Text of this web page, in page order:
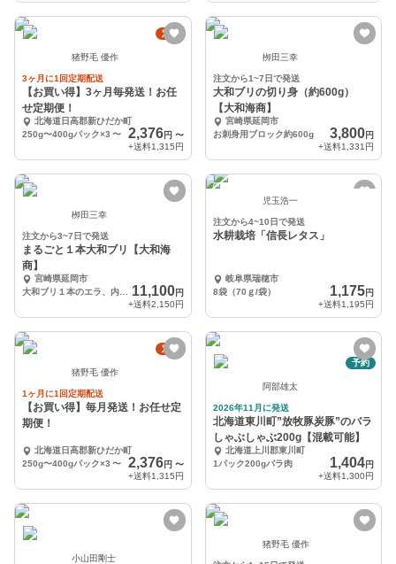
定期
猪野毛 優作
3ヶ月に1回定期配送
【お買い得】3ヶ月毎発送！お任
せ定期便！
北海道日高郡新ひだか町
250g〜400gパック×3 〜 2,376円 〜
+送料1,315円
栁田三幸
注文から1~7日で発送
大和ブリの切り身（約600g）
【大和海商】
宮崎県延岡市
お刺身用ブロック約600g
3,800円
+送料1,331円
栁田三幸
注文から3~7日で発送
まるごと１本大和ブリ【大和海
商】
宮崎県延岡市
11,100円
+送料2,150円
児玉浩一
注文から4~10日で発送
水耕栽培「信長レタス」
岐阜県瑞穂市
8袋（70ｇ/袋）
1,175円
+送料1,195円
定期
猪野毛 優作
1ヶ月に1回定期配送
【お買い得】毎月発送！お任せ定
期便！
北海道日高郡新ひだか町
250g〜400gパック×3 〜 2,376円 〜
+送料1,315円
予約
阿部雄太
2026年11月に発送
北海道東川町”放牧豚炭豚”のバラ
しゃぶしゃぶ200g【混載可能】
北海道上川郡東川町
1パック200gバラ肉
1,404円
+送料1,300円
小山田剛士
猪野毛 優作